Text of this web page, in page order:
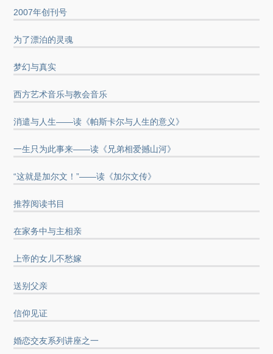
2007年创刊号
为了漂泊的灵魂
梦幻与真实
西方艺术音乐与教会音乐
消遣与人生——读《帕斯卡尔与人生的意义》
一生只为此事来——读《兄弟相爱撼山河》
“这就是加尔文！”——读《加尔文传》
推荐阅读书目
在家务中与主相亲
上帝的女儿不愁嫁
送别父亲
信仰见证
婚恋交友系列讲座之一